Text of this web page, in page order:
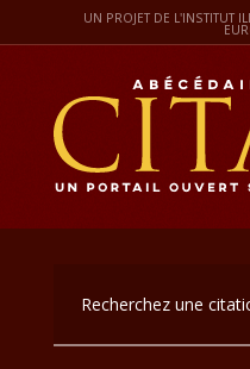
UN PROJET DE L'INSTITUT